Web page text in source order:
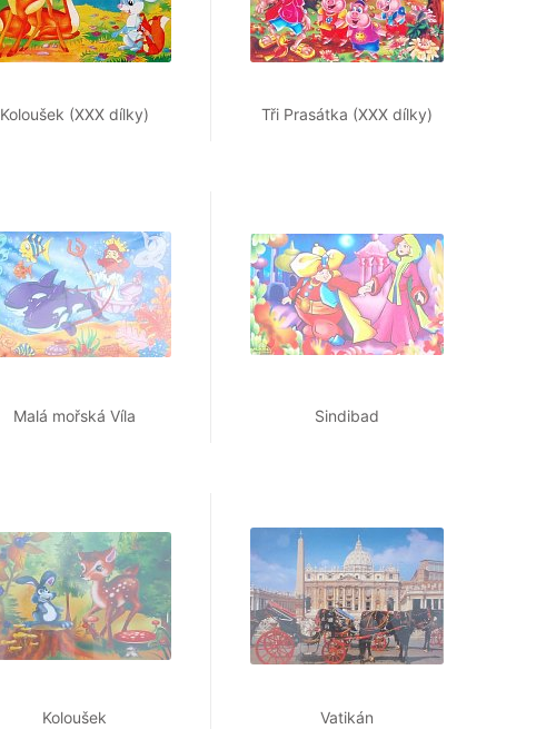
Koloušek (XXX dílky) Tři Prasátka (XXX dílky)
Malá mořská Víla Sindibad
Koloušek Vatikán